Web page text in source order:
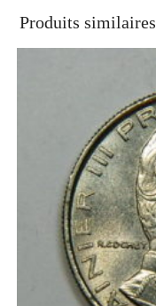
Produits similaires